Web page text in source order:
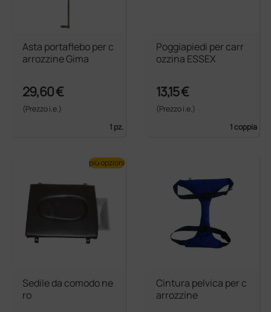
Asta portaflebo per c
arrozzine Gima
29,60 €
(Prezzo i.e.)
1 pz.
Poggiapiedi per carr
ozzina ESSEX
13,15 €
(Prezzo i.e.)
1 coppia
Sedile da comodo ne
ro
più opzioni
Cintura pelvica per c
arrozzine